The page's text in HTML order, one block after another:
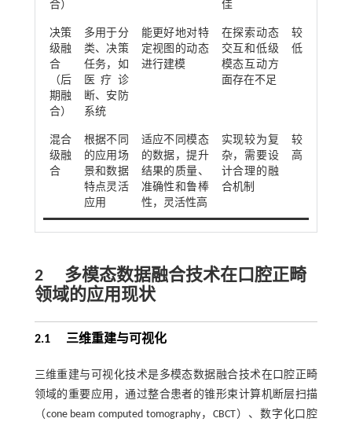
合） 佳
决策
级融
合
（后
期融
合）
多用于分
类、决策
任务，如
医疗诊
断、安防
系统
能更好地对特
定视图的动态
进行建模
在探索动态
交互和低级
模态互动方
面存在不足
较
低
混合
级融
合
根据不同
的应用场
景和数据
特点灵活
应用
适应不同模态
的数据，提升
结果的质量、
准确性和鲁棒
性，灵活性高
实现较为复
杂，需要设
计合理的融
合机制
较
高
2多模态数据融合技术在口腔正畸
领域的应用现状
2.1 三维重建与可视化
三维重建与可视化技术是多模态数据融合技术在口腔正畸
领域的重要应用，通过整合患者的锥形束计算机断层扫描
（cone beam computed tomography，CBCT）、数字化口腔